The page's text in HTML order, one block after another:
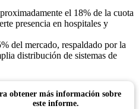
el 18% de la cuota
presencia en hospitales y
del mercado, respaldado por la
distribución de sistemas de
obtener más información sobre
este informe.